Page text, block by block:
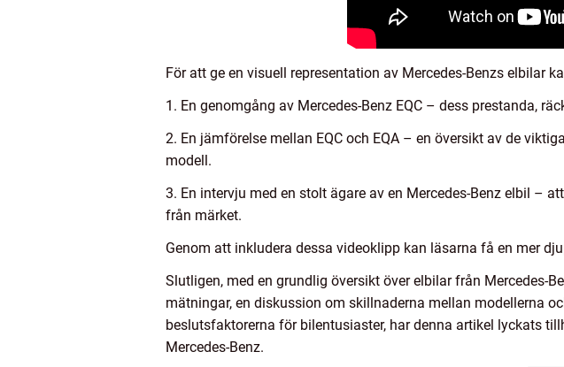
För att ge en visuell representation av Mercedes-Benzs elbilar
1. En genomgång av Mercedes-Benz EQC – dess prestanda,
2. En jämförelse mellan EQC och EQA – en översikt av de
modell.
3. En intervju med en stolt ägare av en Mercedes-Benz elbil –
från märket.
Genom att inkludera dessa videoklipp kan läsarna få en mer
Slutligen, med en grundlig översikt över elbilar från Mercedes-
mätningar, en diskussion om skillnaderna mellan modellerna
beslutsfaktorerna för bilentusiaster, har denna artikel lyckats
Mercedes-Benz.